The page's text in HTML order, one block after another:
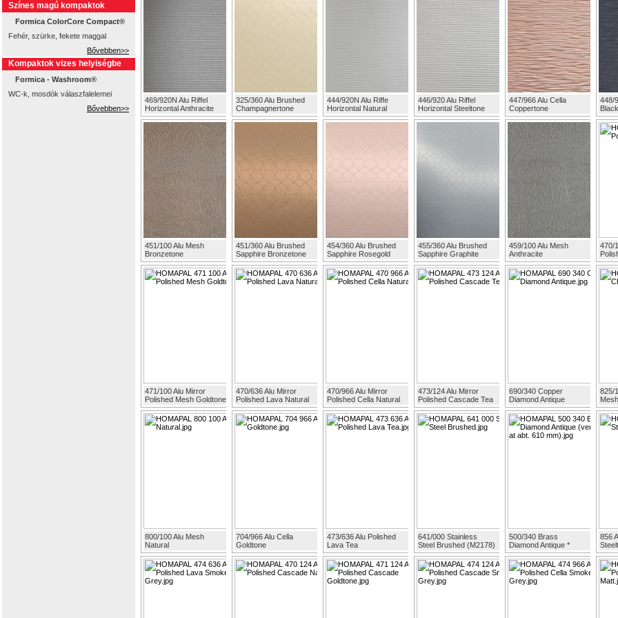
Színes magú kompaktok
Formica ColorCore Compact®
Fehér, szürke, fekete maggal
Bővebben>>
Kompaktok vizes helyiségbe
Formica - Washroom®
WC-k, mosdók válaszfalelemei
Bővebben>>
469/920N Alu Riffel
Horizontal Anthracite
325/360 Alu Brushed
Champagnertone
444/920N Alu Riffe
Horizontal Natural
446/920 Alu Riffel
Horizontal Steeltone
447/966 Alu Cella
Coppertone
448/
Black
451/100 Alu Mesh
Bronzetone
451/360 Alu Brushed
Sapphire Bronzetone
454/360 Alu Brushed
Sapphire Rosegold
455/360 Alu Brushed
Sapphire Graphite
459/100 Alu Mesh
Anthracite
470/
471/100 Alu Mirror
Polished Mesh Goldtone
470/636 Alu Mirror
Polished Lava Natural
470/966 Alu Mirror
Polished Cella Natural
473/124 Alu Mirror
Polished Cascade Tea
690/340 Copper
Diamond Antique
825/
800/100 Alu Mesh
Natural
704/966 Alu Cella
Goldtone
473/636 Alu Polished
Lava Tea
641/000 Stainless
Steel Brushed (M2178)
500/340 Brass
Diamond Antique *
856